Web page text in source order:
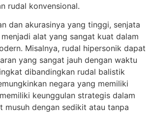
rudal konvensional.
dan akurasinya yang tinggi, senjata
alat yang sangat kuat dalam
Misalnya, rudal hipersonik dapat
yang sangat jauh dengan waktu
dibandingkan rudal balistik
negara yang memiliki
keunggulan strategis dalam
musuh dengan sedikit atau tanpa